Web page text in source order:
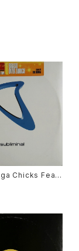
Chicks Featu
Tom – Brasil
[Subliminal][2